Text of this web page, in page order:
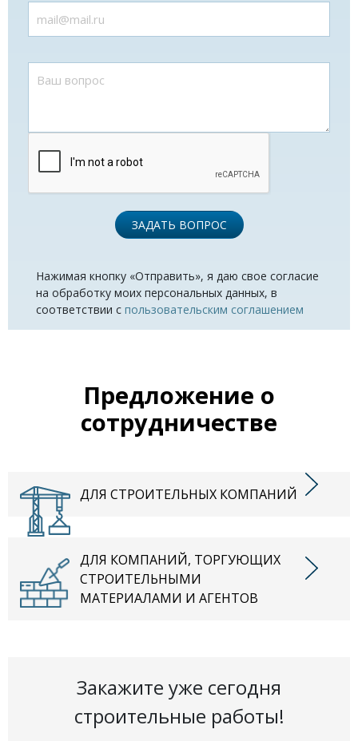
ЗАДАТЬ ВОПРОС
Нажимая кнопку «Отправить», я даю свое согласие
на обработку моих персональных данных, в
соответствии с пользовательским соглашением
Предложение о
сотрудничестве
ДЛЯ СТРОИТЕЛЬНЫХ КОМПАНИЙ
ДЛЯ КОМПАНИЙ, ТОРГУЮЩИХ
СТРОИТЕЛЬНЫМИ
МАТЕРИАЛАМИ И АГЕНТОВ
Закажите уже сегодня
строительные работы!